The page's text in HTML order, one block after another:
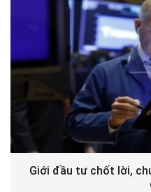
Giới đầu tư chốt lời,